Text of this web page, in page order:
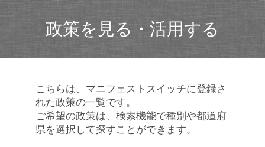
政策を見る・活用する
こちらは、マニフェストスイッチに登録さ
れた政策の一覧です。
ご希望の政策は、検索機能で種別や都道府
県を選択して探すことができます。